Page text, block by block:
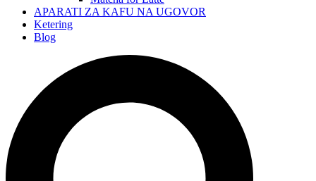
APARATI ZA KAFU NA UGOVOR
Ketering
Blog